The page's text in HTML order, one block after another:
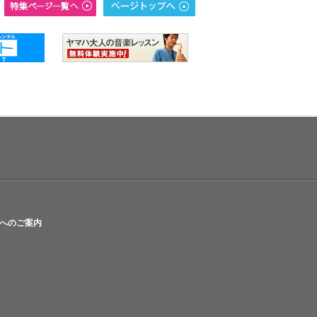
のご案内